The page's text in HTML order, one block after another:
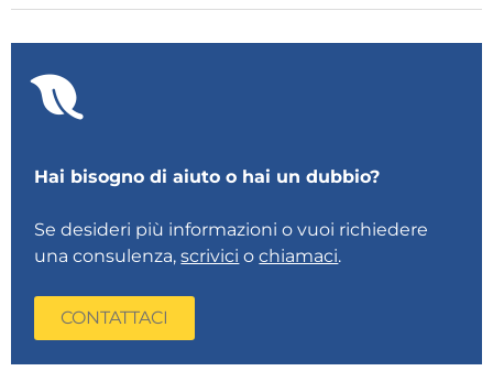
Hai bisogno di aiuto o hai un dubbio?
Se desideri più informazioni o vuoi richiedere
una consulenza,scrivici ochiamaci.
CONTATTACI